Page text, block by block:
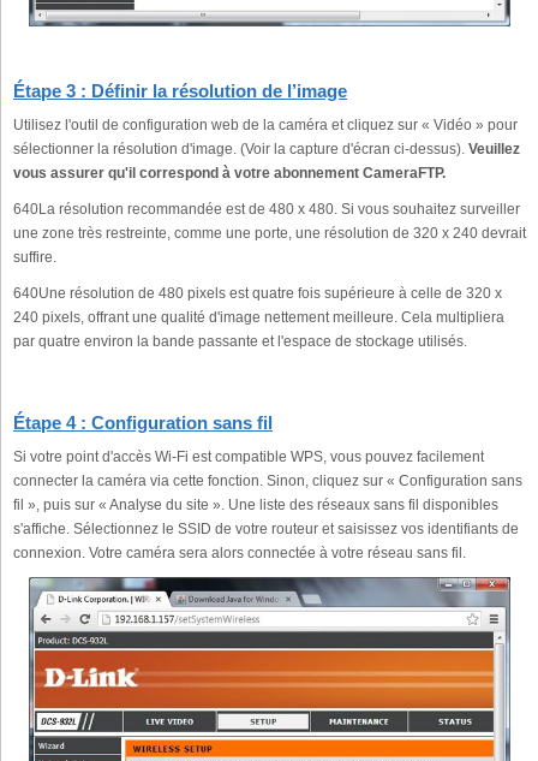
Étape 3 : Définir la résolution de l’image
Utilisez l'outil de configuration web de la caméra et cliquez sur « Vidéo » pour
sélectionner la résolution d'image. (Voir la capture d'écran ci-dessus). Veuillez
vous assurer qu'il correspond à votre abonnement CameraFTP.
640La résolution recommandée est de 480 x 480. Si vous souhaitez surveiller
une zone très restreinte, comme une porte, une résolution de 320 x 240 devrait
suffire.
640Une résolution de 480 pixels est quatre fois supérieure à celle de 320 x
240 pixels, offrant une qualité d'image nettement meilleure. Cela multipliera
par quatre environ la bande passante et l'espace de stockage utilisés.
Étape 4 : Configuration sans fil
Si votre point d'accès Wi-Fi est compatible WPS, vous pouvez facilement
connecter la caméra via cette fonction. Sinon, cliquez sur « Configuration sans
fil », puis sur « Analyse du site ». Une liste des réseaux sans fil disponibles
s'affiche. Sélectionnez le SSID de votre routeur et saisissez vos identifiants de
connexion. Votre caméra sera alors connectée à votre réseau sans fil.